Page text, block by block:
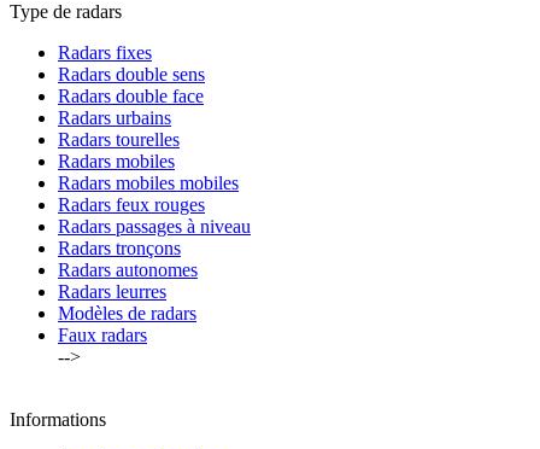
Type de radars
Radars fixes
Radars double sens
Radars double face
Radars urbains
Radars tourelles
Radars mobiles
Radars mobiles mobiles
Radars feux rouges
Radars passages à niveau
Radars tronçons
Radars autonomes
Radars leurres
Modèles de radars
Faux radars
-->
Informations